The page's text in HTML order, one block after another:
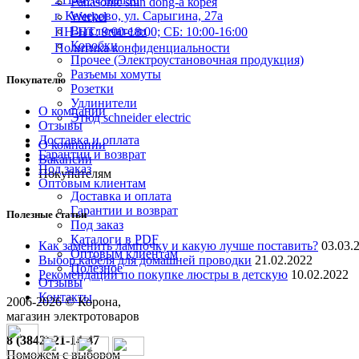
Werkel
Выключатели
Коробки
Прочее (Электроустановочная продукция)
Разъемы хомуты
Розетки
Удлинители
Этюд schneider electric
О компании
Вакансии
Покупателям
Доставка и оплата
Гарантии и возврат
Под заказ
Каталоги в PDF
Оптовым клиентам
Полезное
Отзывы
Контакты
8 (3842) 21-14-47
Поможем с выбором
г. Кемерово, ул. Сарыгина, 27а
ПН-ПТ: 9:00-18:00; СБ: 10:00-16:00
Политика конфиденциальности
Покупателю
О компании
Отзывы
Доставка и оплата
Гарантии и возврат
Под заказ
Оптовым клиентам
Полезные статьи
Как заменить лампочку и какую лучше поставить?
Выбор кабеля для домашней проводки 21.02.2022
Рекомендации по покупке люстры в детскую 10.02.2022
2006-2026© Корона,
магазин электротоваров